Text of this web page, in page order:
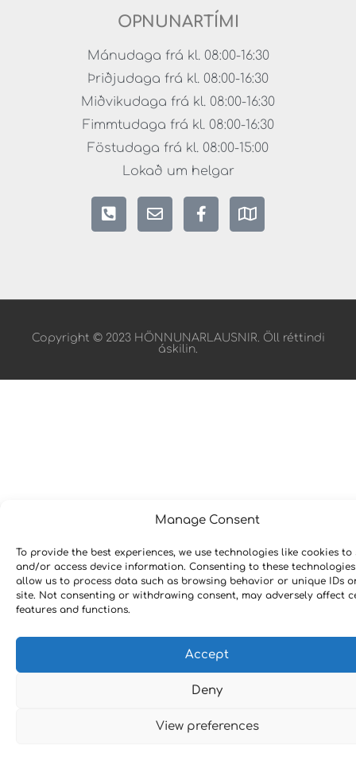
Manage Consent
To provide the best experiences, we use technologies like cookies to
and/or access device information. Consenting to these
allow us to process data such as browsing behavior or unique IDs
site. Not consenting or withdrawing consent, may adversely affect
features and functions.
Accept
Deny
View preferences
OPNUNARTÍMI
Mánudaga frá kl. 08:00-16:30
Þriðjudaga frá kl. 08:00-16:30
Miðvikudaga frá kl. 08:00-16:30
Fimmtudaga frá kl. 08:00-16:30
Föstudaga frá kl. 08:00-15:00
Lokað um helgar
Copyright © 2023 HÖNNUNARLAUSNIR. Öll réttindi
áskilin.